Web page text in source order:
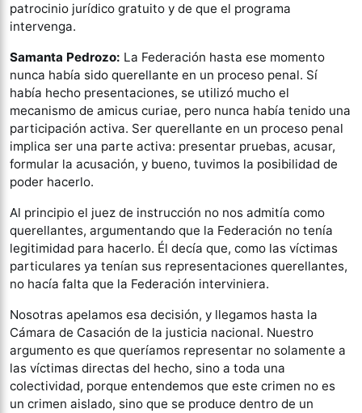
patrocinio jurídico gratuito y de que el programa
intervenga.
Samanta Pedrozo: La Federación hasta ese momento
nunca había sido querellante en un proceso penal. Sí
había hecho presentaciones, se utilizó mucho el
mecanismo de amicus curiae, pero nunca había tenido una
participación activa. Ser querellante en un proceso penal
implica ser una parte activa: presentar pruebas, acusar,
formular la acusación, y bueno, tuvimos la posibilidad de
poder hacerlo.
Al principio el juez de instrucción no nos admitía como
querellantes, argumentando que la Federación no tenía
legitimidad para hacerlo. Él decía que, como las víctimas
particulares ya tenían sus representaciones querellantes,
no hacía falta que la Federación interviniera.
Nosotras apelamos esa decisión, y llegamos hasta la
Cámara de Casación de la justicia nacional. Nuestro
argumento es que queríamos representar no solamente a
las víctimas directas del hecho, sino a toda una
colectividad, porque entendemos que este crimen no es
un crimen aislado, sino que se produce dentro de un